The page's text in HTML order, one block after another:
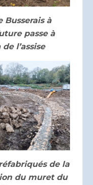
Busserais à
passe à
l’assise
de la
du muret du